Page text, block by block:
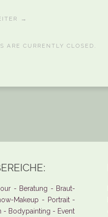
→
ARE CURRENTLY CLOSED.
- Beratung - Braut-
Makeup - Portrait -
- Bodypainting - Event